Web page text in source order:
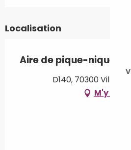
Localisation
Aire de pique-nique
D140, 70300 Villers-
M'y